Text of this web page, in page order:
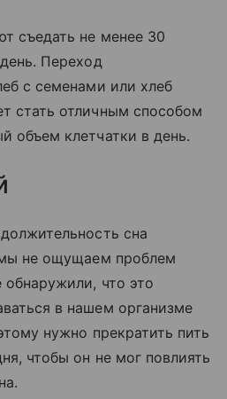
съедать не менее 30
Переход
с семенами или хлеб
стать отличным способом
объем клетчатки в день.
сна
не ощущаем проблем
что это
в нашем организме
нужно прекратить пить
чтобы он не мог повлиять